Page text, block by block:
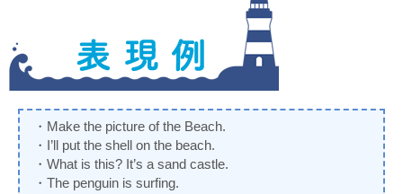
・Make the picture of the Beach.
・I’ll put the shell on the beach.
・What is this? It’s a sand castle.
・The penguin is surfing.